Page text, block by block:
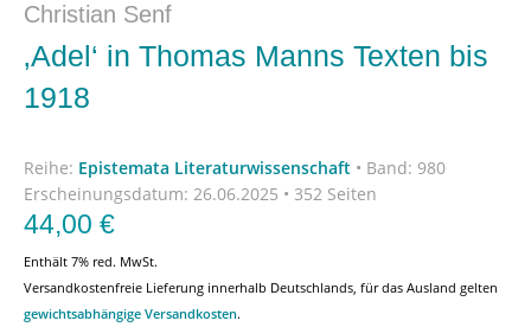
Christian Senf
‚Adel‘ in Thomas Manns Texten bis
1918
Reihe: Epistemata Literaturwissenschaft • Band: 980
Erscheinungsdatum: 26.06.2025 • 352 Seiten
44,00 €
Enthält 7% red. MwSt.
Versandkostenfreie Lieferung innerhalb Deutschlands, für das Ausland gelten
gewichtsabhängige Versandkosten.